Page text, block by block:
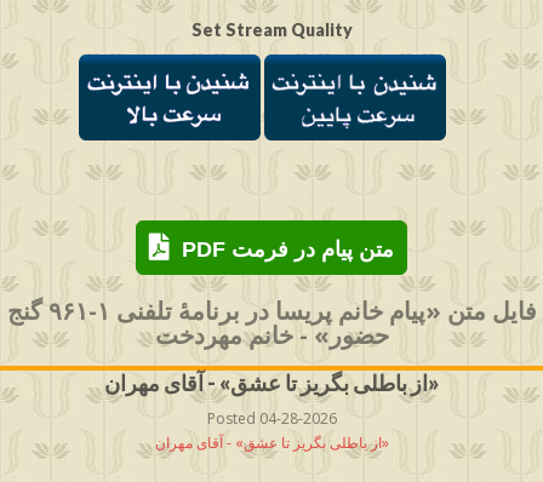
Set Stream Quality
PDF متن پیام در فرمت
فایل متن «پیام خانم پریسا در برنامهٔ تلفنی ۱-۹۶۱ گنج
حضور» - خانم مهردخت
از باطلی بگریز تا عشق» - آقای مهران»
Posted 04-28-2026
از باطلی بگریز تا عشق» - آقای مهران»